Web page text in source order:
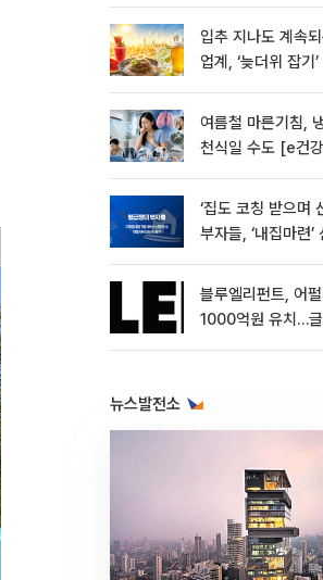
입추 지나도 계속
업계, ‘늦더위 잡기
여름철 마른기침,
천식일 수도 [e건
‘집도 코칭 받으며
부자들, ‘내집마련’
블루엘리펀트, 어
1000억원 유치…
뉴스발전소